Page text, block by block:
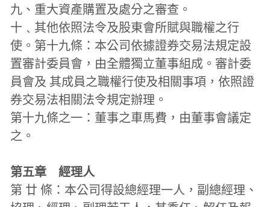
九、重大資產購置及處分之審查。
十﹑其他依照法令及股東會所賦與職權之行
使。第十九條：本公司依據證券交易法規定設
置審計委員會，由全體獨立董事組成。審計委
員會及 其成員之職權行使及相關事項，依照證
券交易法相關法令規定辦理。
第十九條之一：董事之車馬費，由董事會議定
之。
第五章　經理人
第 廿 條：本公司得設總經理一人，副總經理、